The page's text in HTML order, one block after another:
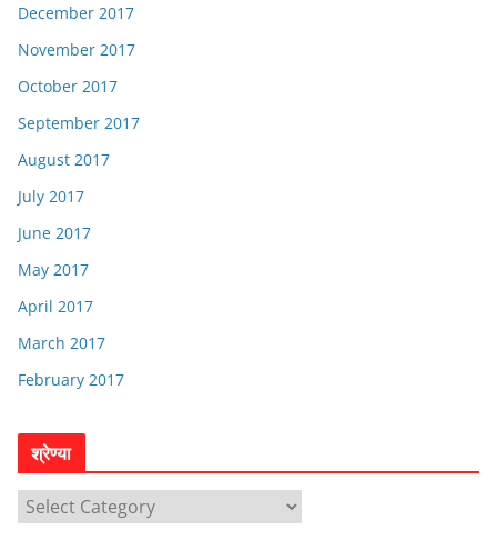
December 2017
November 2017
October 2017
September 2017
August 2017
July 2017
June 2017
May 2017
April 2017
March 2017
February 2017
श्रेण्या
श्रे
ण्या